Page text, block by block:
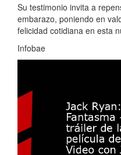
Su testimonio invita a
embarazo, poniendo en
felicidad cotidiana en esta
Infobae